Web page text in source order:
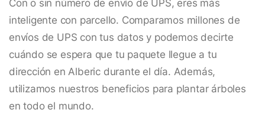
Con o sin número de envío de UPS, eres más
inteligente con parcello. Comparamos millones de
envíos de UPS con tus datos y podemos decirte
cuándo se espera que tu paquete llegue a tu
dirección en Alberic durante el día. Además,
utilizamos nuestros beneficios para plantar árboles
en todo el mundo.